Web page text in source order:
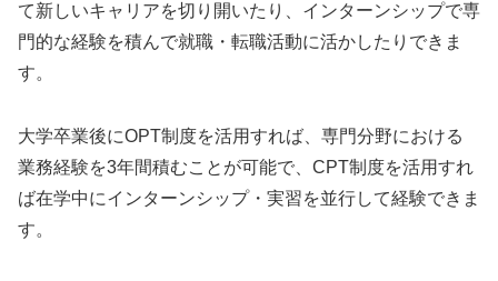
て新しいキャリアを切り開いたり、インターンシップで専
門的な経験を積んで就職・転職活動に活かしたりできま
す。
大学卒業後にOPT制度を活用すれば、専門分野における
業務経験を3年間積むことが可能で、CPT制度を活用すれ
ば在学中にインターンシップ・実習を並行して経験できま
す。